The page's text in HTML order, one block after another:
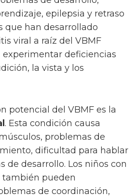
epilepsia y retraso
que han desarrollado
viral a raíz del VBMF
deficiencias
la vista y los
potencial del VBMF es la
. Esta condición causa
problemas de
dificultad para hablar
de desarrollo. Los niños con
también pueden
de coordinación,